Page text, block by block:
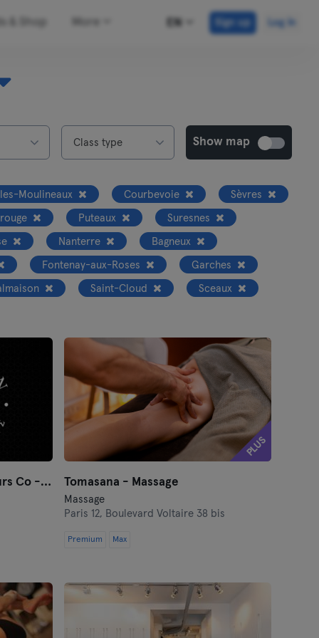
EN Sign up Log in
Class type Show map
les-Moulineaux Courbevoie Sèvres
Puteaux Suresnes
Nanterre Bagneux
Fontenay-aux-Roses Garches
Saint-Cloud Sceaux
Panthéon de la Forme - Cours Co - Pressothérapie
PLUS
Tomasana - Massage
Massage
Paris 12, Boulevard Voltaire 38 bis
Premium Max